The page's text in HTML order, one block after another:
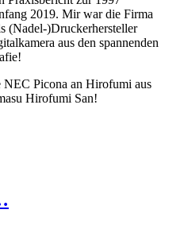
2019. Mir war die Firma
(Nadel-)Druckerhersteller
aus den spannenden
Picona an Hirofumi aus
Hirofumi San!